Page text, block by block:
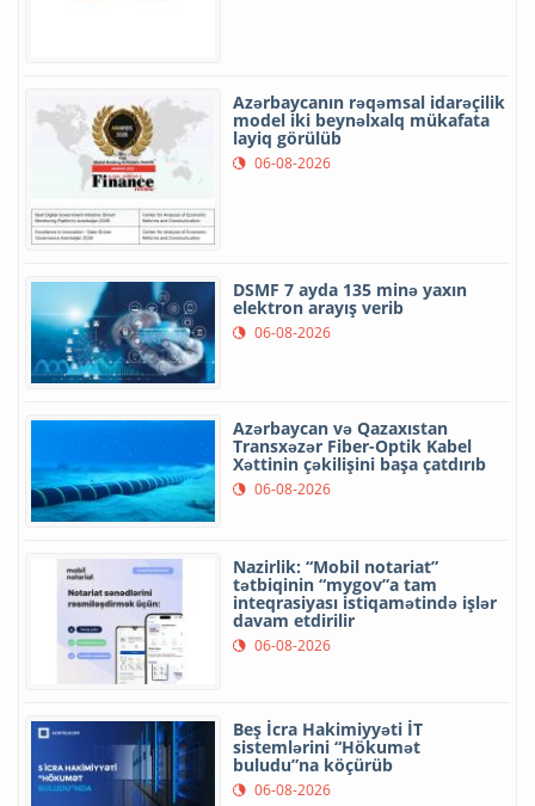
Azərbaycanın rəqəmsal idarəçilik
model iki beynəlxalq mükafata
layiq görülüb
06-08-2026
DSMF 7 ayda 135 minə yaxın
elektron arayış verib
06-08-2026
Azərbaycan və Qazaxıstan
Transxəzər Fiber-Optik Kabel
Xəttinin çəkilişini başa çatdırıb
06-08-2026
Nazirlik: “Mobil notariat”
tətbiqinin “mygov”a tam
inteqrasiyası istiqamətində işlər
davam etdirilir
06-08-2026
Beş İcra Hakimiyyəti İT
sistemlərini “Hökumət
buludu”na köçürüb
06-08-2026